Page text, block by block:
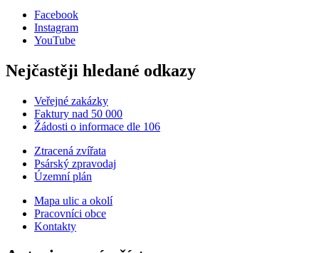
Facebook
Instagram
YouTube
Nejčastěji hledané odkazy
Veřejné zakázky
Faktury nad 50 000
Žádosti o informace dle 106
Ztracená zvířata
Psárský zpravodaj
Územní plán
Mapa ulic a okolí
Pracovníci obce
Kontakty